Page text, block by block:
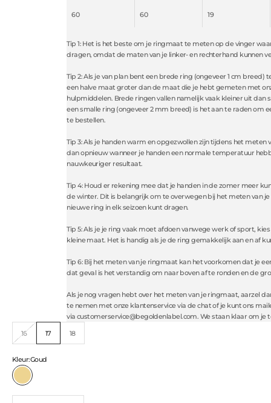
60 60 19
Tip 1: Het is het beste om je ringmaat te meten op de vinger
dragen, omdat de maten van je linker- en rechterhand kunnen
Tip 2: Als je van plan bent een brede ring (ongeveer 1 cm breed)
een halve maat groter dan de maat die je hebt gemeten met
hulpmiddelen. Brede ringen vallen namelijk vaak kleiner uit dan
een smalle ring (ongeveer 2 mm breed) is het aan te raden om
te bestellen.
Tip 3: Als je handen warm en opgezwollen zijn tijdens het meten
dan opnieuw wanneer je handen een normale temperatuur
nauwkeuriger resultaat.
Tip 4: Houd er rekening mee dat je handen in de zomer meer
de winter. Dit is belangrijk om te overwegen bij het meten van
nieuwe ring in elk seizoen kunt dragen.
Tip 5: Als je je ring vaak moet afdoen vanwege werk of sport,
kleine maat. Het is handig als je de ring gemakkelijk aan en af
Tip 6: Bij het meten van je ringmaat kan het voorkomen dat je
dat geval is het verstandig om naar boven af te ronden en de
Als je nog vragen hebt over het meten van je ringmaat, aarzel
te nemen met onze klantenservice via de chat of je kunt ons
viacustomerservice@begoldenlabel.com. We staan klaar om je
16
17 18
Kleur:Goud
Goud